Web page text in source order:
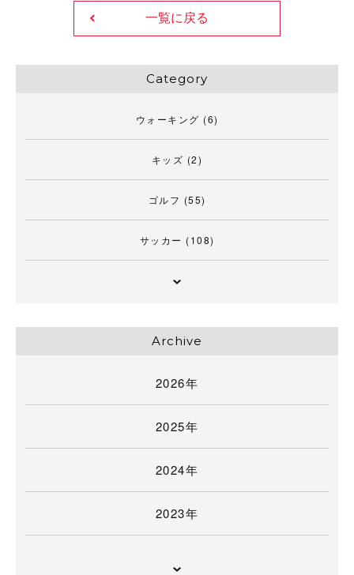
一覧に戻る
Category
ウォーキング (6)
キッズ (2)
ゴルフ (55)
サッカー (108)
Archive
2026年
2025年
2024年
2023年